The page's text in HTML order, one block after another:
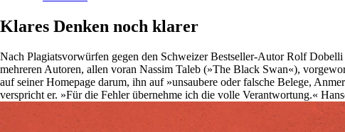
Klares Denken noch klarer
Nach Plagiatsvorwürfen gegen den Schweizer Bestseller-Autor Rolf
mehreren Autoren, allen voran Nassim Taleb (»The Black Swan«),
auf seiner Homepage darum, ihn auf »unsaubere oder falsche Belege,
verspricht er. »Für die Fehler übernehme ich die volle Verantwortung.«